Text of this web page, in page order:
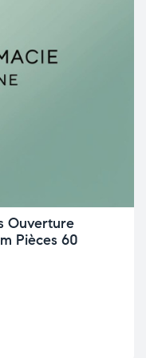
Ouverture
Pièces 60